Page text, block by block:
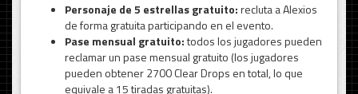
Personaje de 5 estrellas gratuito:recluta a Alexios
de forma gratuita participando en el evento.
Pase mensual gratuito:todos los jugadores pueden
reclamar un pase mensual gratuito (los jugadores
pueden obtener 2700 Clear Drops en total, lo que
equivale a 15 tiradas gratuitas).